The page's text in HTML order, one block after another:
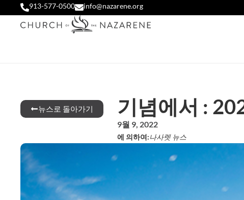
913-577-0500 info@nazarene.org
뉴스로 돌아가기 기념에서 :
9월 9, 2022
에 의하여:나사렛 뉴스